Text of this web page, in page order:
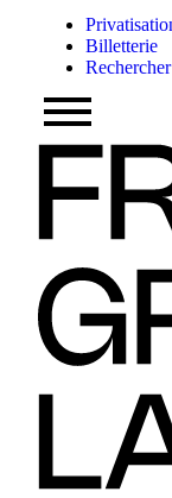
Billetterie
Rechercher